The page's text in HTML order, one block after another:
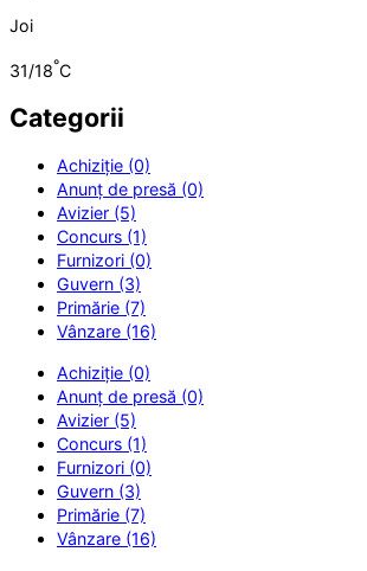
Joi
31/18°C
Categorii
Achiziție (0)
Anunț de presă (0)
Avizier (5)
Concurs (1)
Furnizori (0)
Guvern (3)
Primărie (7)
Vânzare (16)
Achiziție (0)
Anunț de presă (0)
Avizier (5)
Concurs (1)
Furnizori (0)
Guvern (3)
Primărie (7)
Vânzare (16)